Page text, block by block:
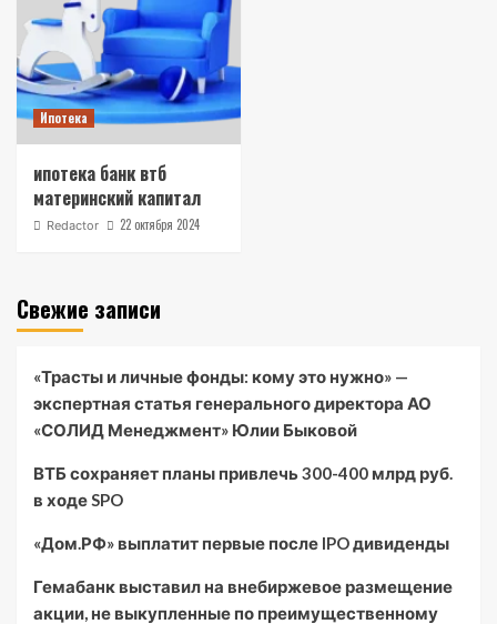
Ипотека
ипотека банк втб
материнский капитал
Redactor 22 октября 2024
Свежие записи
«Трасты и личные фонды: кому это нужно» —
экспертная статья генерального директора АО
«СОЛИД Менеджмент» Юлии Быковой
ВТБ сохраняет планы привлечь 300-400 млрд руб.
в ходе SPO
«Дом.РФ» выплатит первые после IPO дивиденды
Гемабанк выставил на внебиржевое размещение
акции, не выкупленные по преимущественному